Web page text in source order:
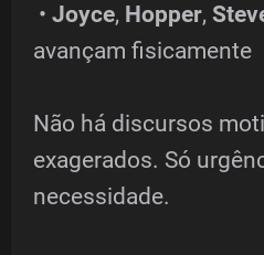
• Joyce, Hopper,
avançam fisicamente
Não há discursos
exagerados. Só
necessidade.